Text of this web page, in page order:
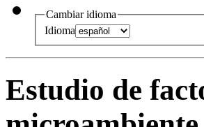
Cambiar idioma
Idioma
Estudio de